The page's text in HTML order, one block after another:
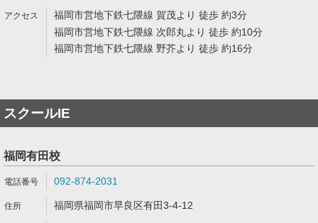
福岡市営地下鉄七隈線 賀茂より 徒歩 約3分
福岡市営地下鉄七隈線 次郎丸より 徒歩 約10分
福岡市営地下鉄七隈線 野芥より 徒歩 約16分
スクールIE
福岡有田校
092-874-2031
福岡県福岡市早良区有田3-4-12